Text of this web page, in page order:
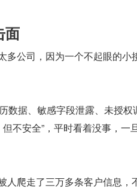
面
多公司，因为一个不起眼的小
数据、敏感字段泄露、未授权
不安全”，平时看着没事，一
人爬走了三万多条客户信息，